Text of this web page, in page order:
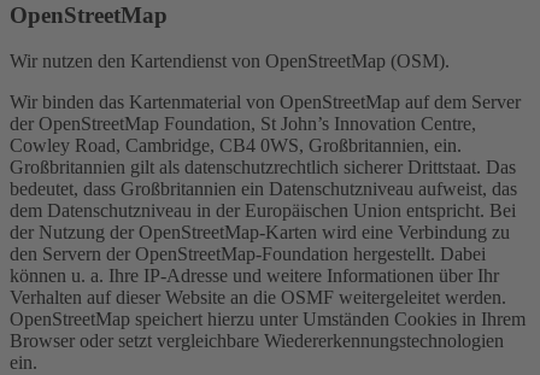
OpenStreetMap
Wir nutzen den Kartendienst von OpenStreetMap (OSM).
Wir binden das Kartenmaterial von OpenStreetMap auf dem Server
der OpenStreetMap Foundation, St John’s Innovation Centre,
Cowley Road, Cambridge, CB4 0WS, Großbritannien, ein.
Großbritannien gilt als datenschutzrechtlich sicherer Drittstaat. Das
bedeutet, dass Großbritannien ein Datenschutzniveau aufweist, das
dem Datenschutzniveau in der Europäischen Union entspricht. Bei
der Nutzung der OpenStreetMap-Karten wird eine Verbindung zu
den Servern der OpenStreetMap-Foundation hergestellt. Dabei
können u. a. Ihre IP-Adresse und weitere Informationen über Ihr
Verhalten auf dieser Website an die OSMF weitergeleitet werden.
OpenStreetMap speichert hierzu unter Umständen Cookies in Ihrem
Browser oder setzt vergleichbare Wiedererkennungstechnologien
ein.